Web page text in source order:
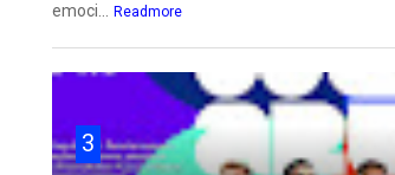
emoci...
Readmore
3